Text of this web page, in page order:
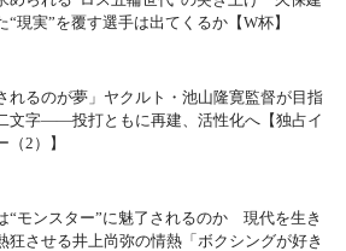
“現実”を覆す選手は出てくるか【W杯】
れるのが夢」ヤクルト・池山隆寛監督が目指
文字――投打ともに再建、活性化へ【独占イ
（2）】
“モンスター”に魅了されるのか 現代を生き
狂させる井上尚弥の情熱「ボクシングが好き